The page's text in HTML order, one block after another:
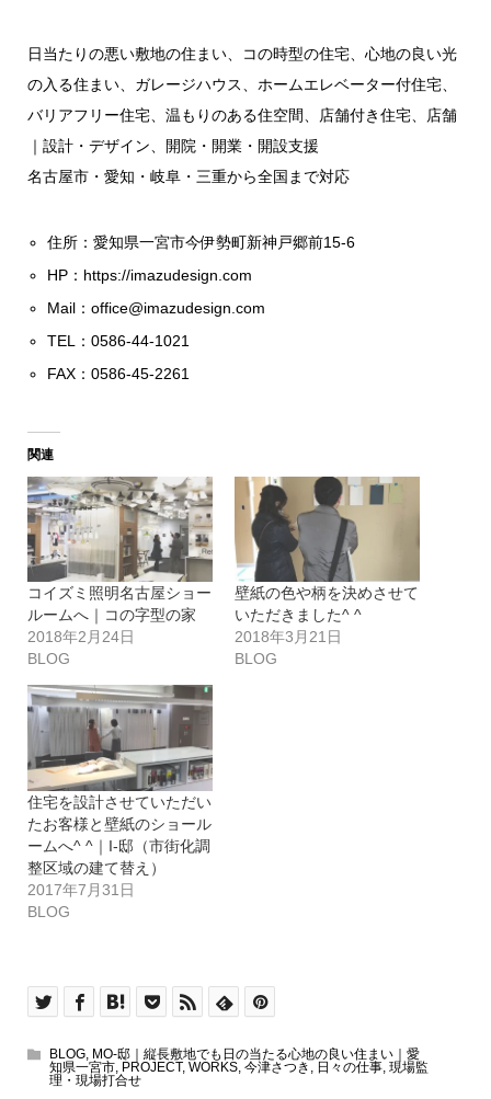
日当たりの悪い敷地の住まい、コの時型の住宅、心地の良い光
の入る住まい、ガレージハウス、ホームエレベーター付住宅、
バリアフリー住宅、温もりのある住空間、店舗付き住宅、店舗
｜設計・デザイン、開院・開業・開設支援
名古屋市・愛知・岐阜・三重から全国まで対応
住所：愛知県一宮市今伊勢町新神戸郷前15-6
HP： https://imazudesign.com
Mail：office@imazudesign.com
TEL：0586-44-1021
FAX：0586-45-2261
関連
コイズミ照明名古屋ショー
ルームへ｜コの字型の家
2018年2月24日
BLOG
壁紙の色や柄を決めさせて
いただきました^ ^
2018年3月21日
BLOG
住宅を設計させていただい
たお客様と壁紙のショール
ームへ^ ^｜I-邸（市街化調
整区域の建て替え）
2017年7月31日
BLOG
BLOG, MO-邸｜縦長敷地でも日の当たる心地の良い住まい｜愛
知県一宮市, PROJECT, WORKS, 今津さつき 日々の仕事, 現場監
理・現場打合せ